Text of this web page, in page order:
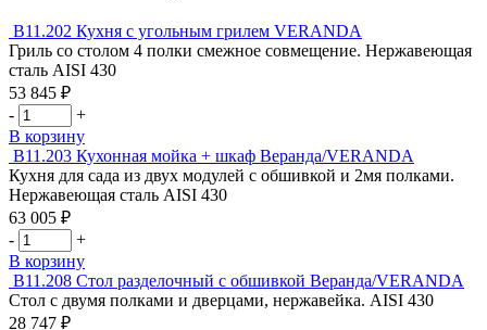
В11.202 Кухня с угольным грилем VERANDA
Гриль со столом 4 полки смежное совмещение. Нержавеющая
сталь AISI 430
53 845 ₽
Количество
товара
Кухня
с
угольным
грилем
VERANDA
-
+
В корзину
В11.203 Кухонная мойка + шкаф Веранда/VERANDA
Кухня для сада из двух модулей с обшивкой и 2мя полками.
Нержавеющая сталь AISI 430
63 005 ₽
Количество
товара
Кухонная
мойка
+
-
+
В корзину
В11.208 Стол разделочный с обшивкой Веранда/VERANDA
Стол с двумя полками и дверцами, нержавейка. AISI 430
28 747 ₽